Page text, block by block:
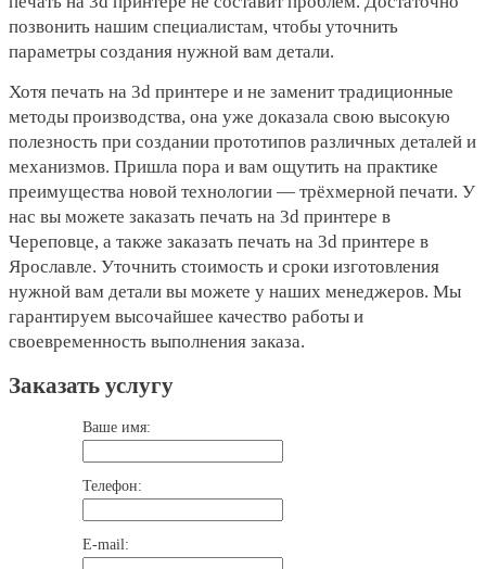
позвонить нашим специалистам, чтобы уточнить
параметры создания нужной вам детали.
Хотя печать на 3d принтере и не заменит традиционные
методы производства, она уже доказала свою высокую
полезность при создании прототипов различных деталей и
механизмов. Пришла пора и вам ощутить на практике
преимущества новой технологии — трёхмерной печати. У
нас вы можете заказать печать на 3d принтере в
Череповце, а также заказать печать на 3d принтере в
Ярославле. Уточнить стоимость и сроки изготовления
нужной вам детали вы можете у наших менеджеров. Мы
гарантируем высочайшее качество работы и
своевременность выполнения заказа.
Заказать услугу
Ваше имя:
Телефон:
E-mail: